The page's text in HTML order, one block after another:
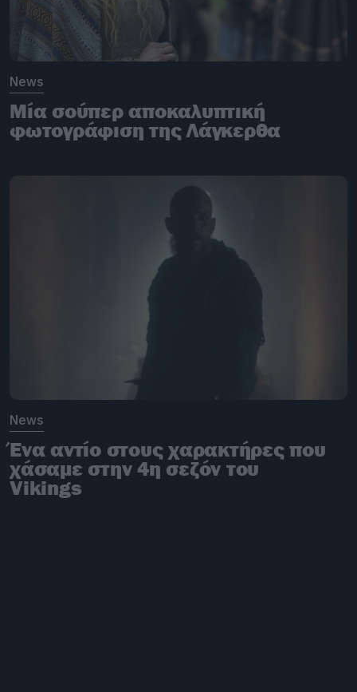
News
Μία σούπερ αποκαλυπτική
φωτογράφιση της Λάγκερθα
News
Ένα αντίο στους χαρακτήρες που
χάσαμε στην 4η σεζόν του
Vikings